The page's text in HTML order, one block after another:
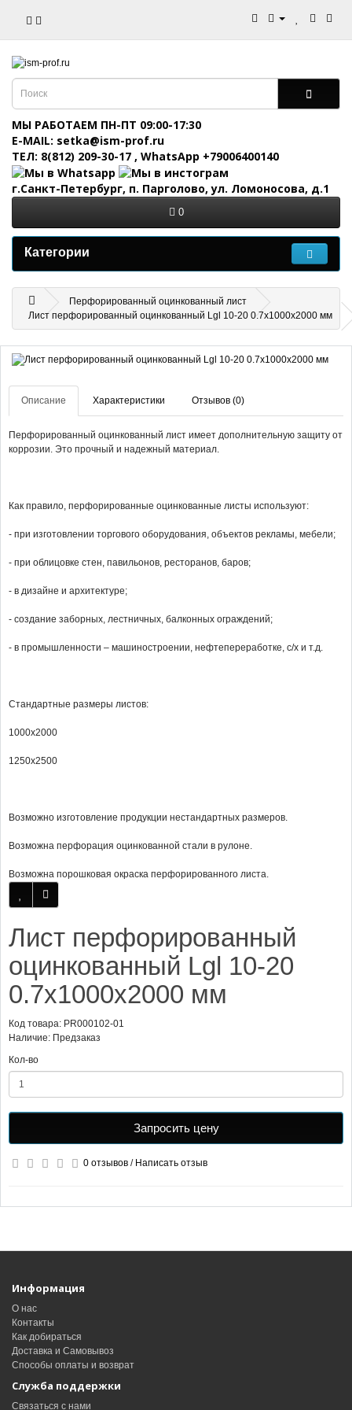
МЫ РАБОТАЕМ ПН-ПТ 09:00-17:30
E-MAIL: setka@ism-prof.ru
ТЕЛ: 8(812) 209-30-17 , WhatsApp +79006400140
г.Санкт-Петербург, п. Парголово, ул. Ломоносова, д.1
0
Категории
Перфорированный оцинкованный лист
Лист перфорированный оцинкованный Lgl 10-20 0.7x1000x2000 мм
Описание Характеристики Отзывов (0)
Перфорированный оцинкованный лист имеет дополнительную защиту от
коррозии. Это прочный и надежный материал.
Как правило, перфорированные оцинкованные листы используют:
- при изготовлении торгового оборудования, объектов рекламы, мебели;
- при облицовке стен, павильонов, ресторанов, баров;
- в дизайне и архитектуре;
- создание заборных, лестничных, балконных ограждений;
- в промышленности – машиностроении, нефтепереработке, с/х и т.д.
Стандартные размеры листов:
1000х2000
1250х2500
Возможно изготовление продукции нестандартных размеров.
Возможна перфорация оцинкованной стали в рулоне.
Возможна порошковая окраска перфорированного листа.
Лист перфорированный
оцинкованный Lgl 10-20
0.7x1000x2000 мм
Код товара: PR000102-01
Наличие: Предзаказ
Кол-во
Запросить цену
0 отзывов / Написать отзыв
Информация
О нас
Контакты
Как добираться
Доставка и Самовывоз
Способы оплаты и возврат
Служба поддержки
Связаться с нами